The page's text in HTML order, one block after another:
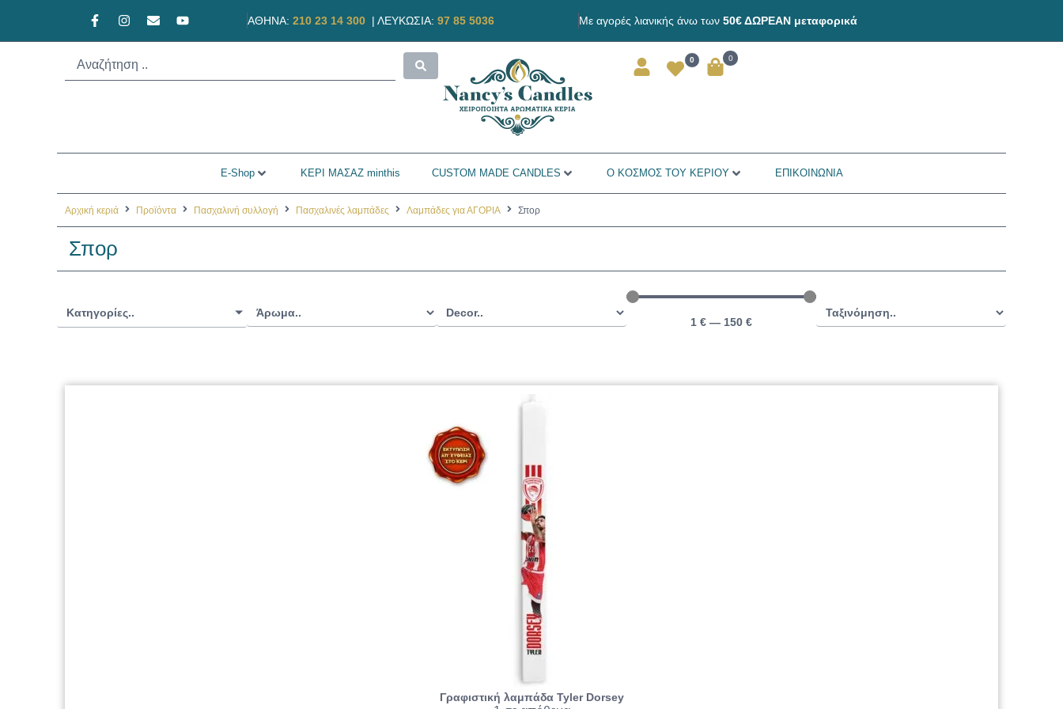
ΑΘΗΝΑ: 210 23 14 300 | ΛΕΥΚΩΣΙΑ: 97 85 5036 Με αγορές λιανικής άνω των 50€ ΔΩΡΕΑΝ μεταφορικά
0 0
E-Shop ΚΕΡΙ ΜΑΣΑΖ minthis CUSTOM MADE CANDLES Ο ΚΟΣΜΟΣ ΤΟΥ ΚΕΡΙΟΥ ΕΠΙΚΟΙΝΩΝΙΑ
Αρχική κεριά Προϊόντα Πασχαλινή συλλογή Πασχαλινές λαμπάδες Λαμπάδες για ΑΓΟΡΙΑ Σπορ
Σπορ
Κατηγορίες..
1 € — 150 €
Γραφιστική λαμπάδα Tyler Dorsey